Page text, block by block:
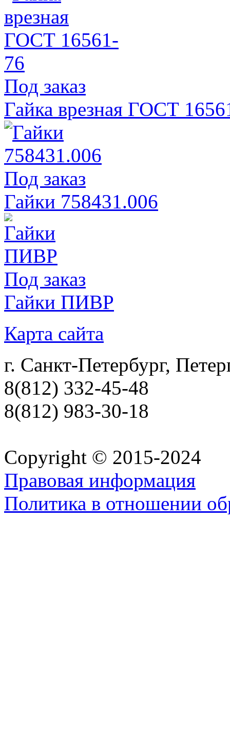
Под заказ
Гайка врезная ГОСТ
Под заказ
Гайки 758431.006
Под заказ
Гайки ПИВР
Карта сайта
г. Санкт-Петербург,
8(812) 332-45-48
8(812) 983-30-18
Copyright © 2015-2024
Правовая информация
Политика в отношении